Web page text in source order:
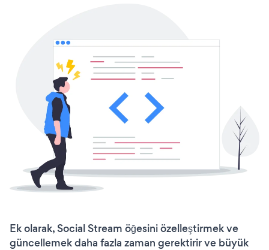
Ek olarak, Social Stream öğesini özelleştirmek ve
güncellemek daha fazla zaman gerektirir ve büyük